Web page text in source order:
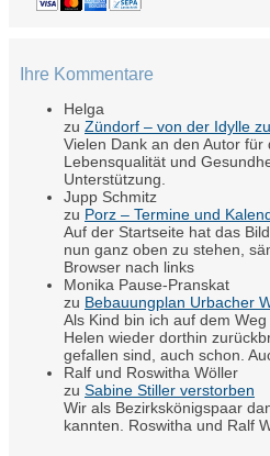
Ihre Kommentare
Helga
zu Zündorf – von der Idylle
Vielen Dank an den Autor
Lebensqualität und
Unterstützung.
Jupp Schmitz
zu Porz – Termine und
Auf der Startseite hat das
nun ganz oben zu stehen,
Browser nach links
Monika Pause-Pranskat
zu Bebauungplan Urbacher
Als Kind bin ich auf dem
Helen wieder dorthin
gefallen sind, auch schon.
Ralf und Roswitha Wöller
zu Sabine Stiller verstorben
Wir als Bezirkskönigspaar
kannten. Roswitha und Ralf